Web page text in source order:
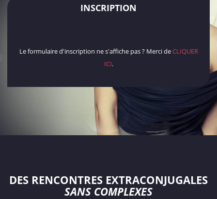
INSCRIPTION
Le formulaire d'inscription ne s'affiche pas ? Merci deCLIQUER
ICI.
DES RENCONTRES EXTRACONJUGALES
SANS COMPLEXES